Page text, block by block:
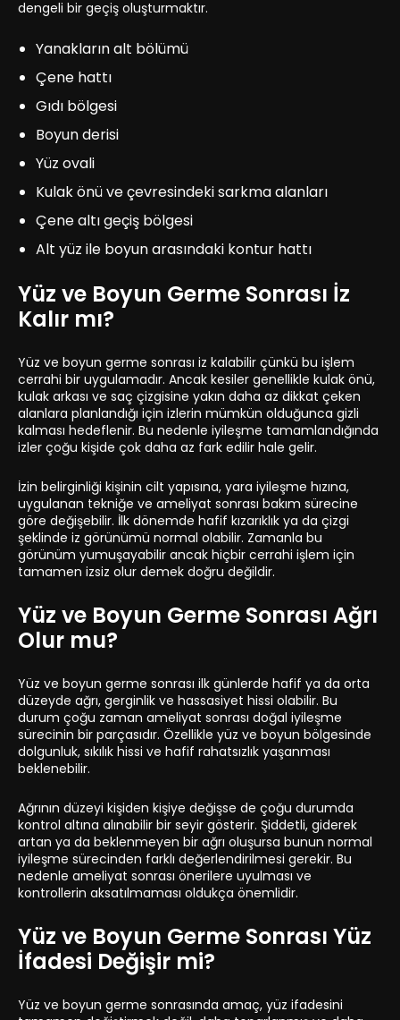
dengeli bir geçiş oluşturmaktır.
Yanakların alt bölümü
Çene hattı
Gıdı bölgesi
Boyun derisi
Yüz ovali
Kulak önü ve çevresindeki sarkma alanları
Çene altı geçiş bölgesi
Alt yüz ile boyun arasındaki kontur hattı
Yüz ve Boyun Germe Sonrası İz
Kalır mı?
Yüz ve boyun germe sonrası iz kalabilir çünkü bu işlem
cerrahi bir uygulamadır. Ancak kesiler genellikle kulak önü,
kulak arkası ve saç çizgisine yakın daha az dikkat çeken
alanlara planlandığı için izlerin mümkün olduğunca gizli
kalması hedeflenir. Bu nedenle iyileşme tamamlandığında
izler çoğu kişide çok daha az fark edilir hale gelir.
İzin belirginliği kişinin cilt yapısına, yara iyileşme hızına,
uygulanan tekniğe ve ameliyat sonrası bakım sürecine
göre değişebilir. İlk dönemde hafif kızarıklık ya da çizgi
şeklinde iz görünümü normal olabilir. Zamanla bu
görünüm yumuşayabilir ancak hiçbir cerrahi işlem için
tamamen izsiz olur demek doğru değildir.
Yüz ve Boyun Germe Sonrası Ağrı
Olur mu?
Yüz ve boyun germe sonrası ilk günlerde hafif ya da orta
düzeyde ağrı, gerginlik ve hassasiyet hissi olabilir. Bu
durum çoğu zaman ameliyat sonrası doğal iyileşme
sürecinin bir parçasıdır. Özellikle yüz ve boyun bölgesinde
dolgunluk, sıkılık hissi ve hafif rahatsızlık yaşanması
beklenebilir.
Ağrının düzeyi kişiden kişiye değişse de çoğu durumda
kontrol altına alınabilir bir seyir gösterir. Şiddetli, giderek
artan ya da beklenmeyen bir ağrı oluşursa bunun normal
iyileşme sürecinden farklı değerlendirilmesi gerekir. Bu
nedenle ameliyat sonrası önerilere uyulması ve
kontrollerin aksatılmaması oldukça önemlidir.
Yüz ve Boyun Germe Sonrası Yüz
İfadesi Değişir mi?
Yüz ve boyun germe sonrasında amaç, yüz ifadesini